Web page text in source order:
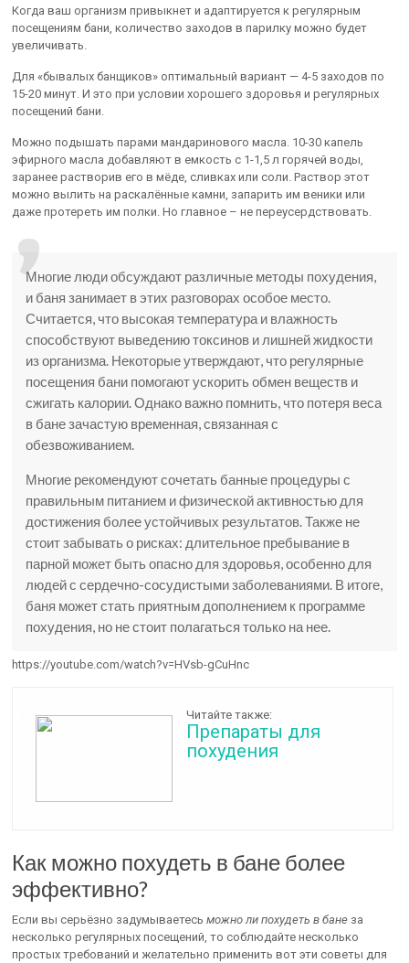
Когда ваш организм привыкнет и адаптируется к регулярным
посещениям бани, количество заходов в парилку можно будет
увеличивать.
Для «бывалых банщиков» оптимальный вариант — 4-5 заходов по
15-20 минут. И это при условии хорошего здоровья и регулярных
посещений бани.
Можно подышать парами мандаринового масла. 10-30 капель
эфирного масла добавляют в емкость с 1-1,5 л горячей воды,
заранее растворив его в мёде, сливках или соли. Раствор этот
можно вылить на раскалённые камни, запарить им веники или
даже протереть им полки. Но главное – не переусердствовать.
Многие люди обсуждают различные методы похудения,
и баня занимает в этих разговорах особое место.
Считается, что высокая температура и влажность
способствуют выведению токсинов и лишней жидкости
из организма. Некоторые утверждают, что регулярные
посещения бани помогают ускорить обмен веществ и
сжигать калории. Однако важно помнить, что потеря веса
в бане зачастую временная, связанная с
обезвоживанием.
Многие рекомендуют сочетать банные процедуры с
правильным питанием и физической активностью для
достижения более устойчивых результатов. Также не
стоит забывать о рисках: длительное пребывание в
парной может быть опасно для здоровья, особенно для
людей с сердечно-сосудистыми заболеваниями. В итоге,
баня может стать приятным дополнением к программе
похудения, но не стоит полагаться только на нее.
https://youtube.com/watch?v=HVsb-gCuHnc
Читайте также:
Препараты для
похудения
Как можно похудеть в бане более
эффективно?
Если вы серьёзно задумываетесьможно ли похудеть в бане за
несколько регулярных посещений, то соблюдайте несколько
простых требований и желательно применить вот эти советы для